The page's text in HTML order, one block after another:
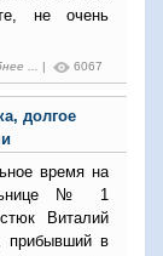
не очень
... | 6067
долгое
время на
№ 1
Виталий
прибывший в